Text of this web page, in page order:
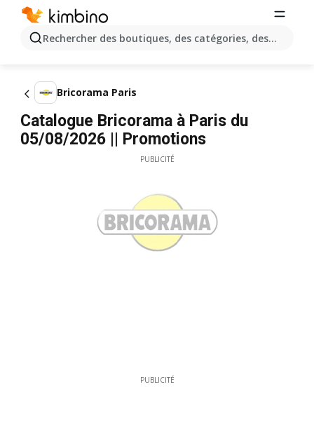
Rechercher des boutiques, des catégories, des
Bricorama Paris
Catalogue Bricorama à Paris du
05/08/2026 || Promotions
PUBLICITÉ
PUBLICITÉ